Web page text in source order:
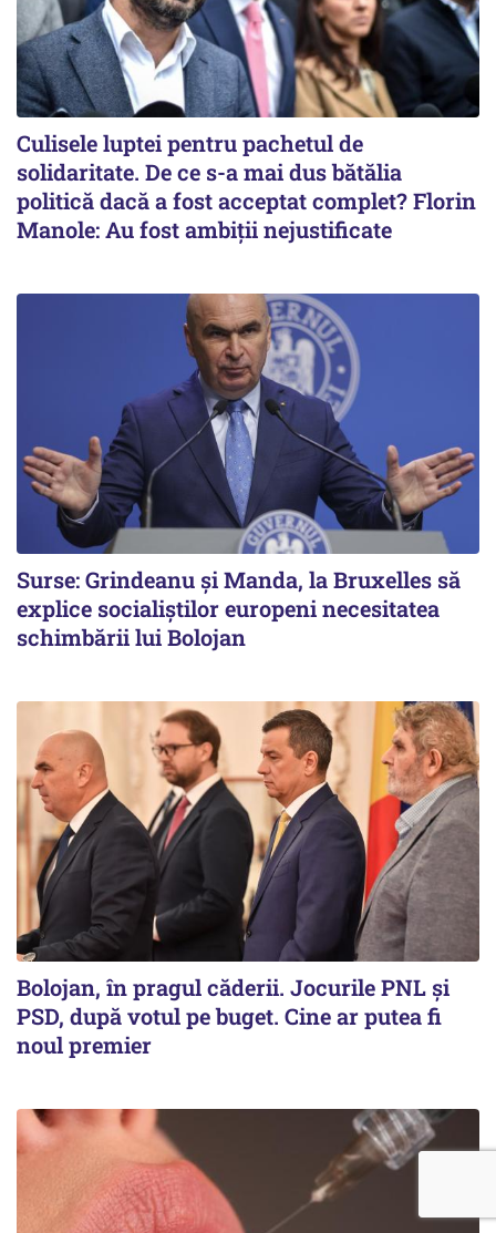
Culisele luptei pentru pachetul de
solidaritate. De ce s-a mai dus bătălia
politică dacă a fost acceptat complet? Florin
Manole: Au fost ambiții nejustificate
Surse: Grindeanu și Manda, la Bruxelles să
explice socialiștilor europeni necesitatea
schimbării lui Bolojan
Bolojan, în pragul căderii. Jocurile PNL și
PSD, după votul pe buget. Cine ar putea fi
noul premier